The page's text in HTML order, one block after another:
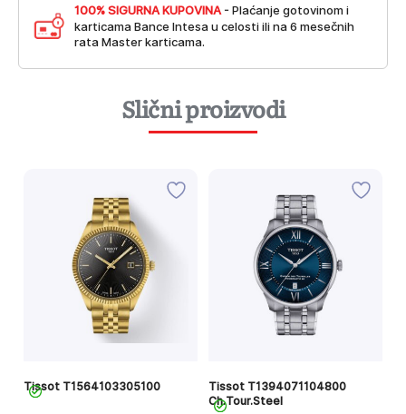
100% SIGURNA KUPOVINA - Plaćanje gotovinom i
karticama Bance Intesa u celosti ili na 6 mesečnih
rata Master karticama.
Slični proizvodi
Tissot T1564103305100
Tissot T1394071104800
Ch.Tour.Steel